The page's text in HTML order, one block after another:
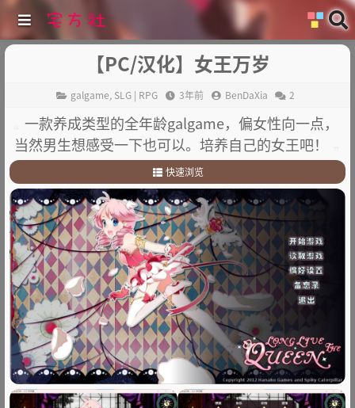
【PC/汉化】女王万岁
galgame, SLG | RPG 3年前 BenDaXia 2
一款养成类型的全年龄galgame，偏女性向一点，
当然男生想感受一下也可以。培养自己的女王吧！
快速浏览
1.游戏简介
2 其他